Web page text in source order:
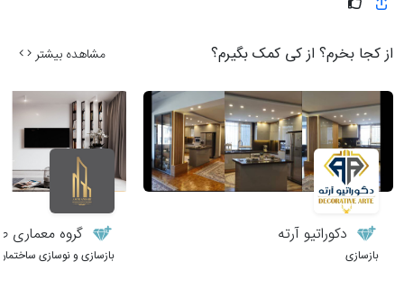
از کجا بخرم؟ از کی کمک بگیرم؟ مشاهده بیشتر
دکوراتیو آرته
بازسازی
گروه معماری
بازسازی و نوسازی